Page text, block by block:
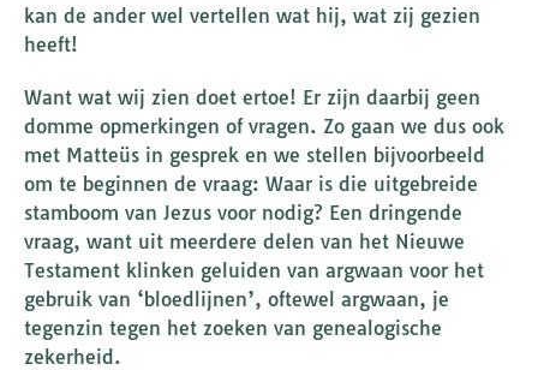
kan de ander wel vertellen wat hij, wat zij gezien
heeft!
Want wat wij zien doet ertoe! Er zijn daarbij geen
domme opmerkingen of vragen. Zo gaan we dus ook
met Matteüs in gesprek en we stellen bijvoorbeeld
om te beginnen de vraag: Waar is die uitgebreide
stamboom van Jezus voor nodig? Een dringende
vraag, want uit meerdere delen van het Nieuwe
Testament klinken geluiden van argwaan voor het
gebruik van ‘bloedlijnen’, oftewel argwaan, je
tegenzin tegen het zoeken van genealogische
zekerheid.